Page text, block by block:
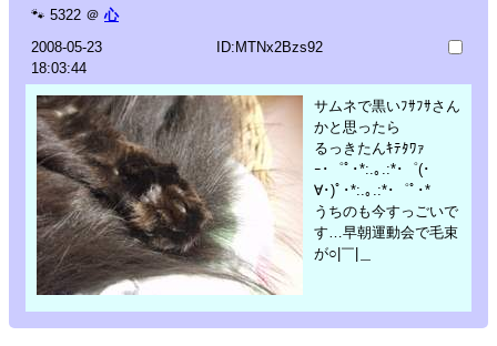
🐾 5322 ＠ 心
2008-05-23
18:03:44
ID:MTNx2Bzs92
サムネで黒いﾌｻﾌｻさん
かと思ったら
るっきたんｷﾃﾀﾜｧ
ｰ･゜ﾟ･*:.｡.:*･゜(･
∀･)ﾟ･*:.｡.:*･゜ﾟ･*
うちのも今すっごいで
す…早朝運動会で毛束
が○|￣|＿